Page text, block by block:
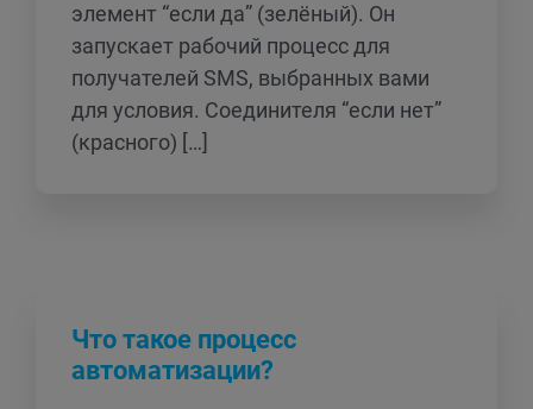
элемент “если да” (зелёный). Он
запускает рабочий процесс для
получателей SMS, выбранных вами
для условия. Соединителя “если нет”
(красного) […]
Что такое процесс
автоматизации?